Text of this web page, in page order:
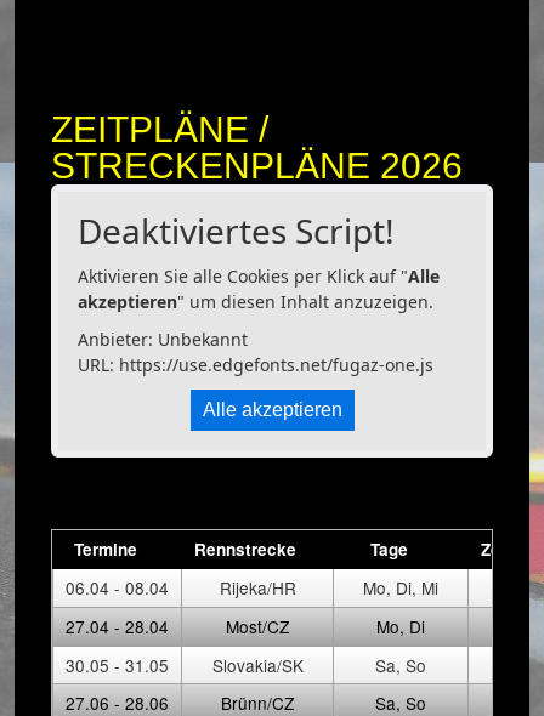
ZEITPLÄNE /
STRECKENPLÄNE 2026
Deaktiviertes Script!
Aktivieren Sie alle Cookies per Klick auf "Alle
akzeptieren" um diesen Inhalt anzuzeigen.
Anbieter: Unbekannt
URL: https://use.edgefonts.net/fugaz-one.js
Alle akzeptieren
Termine Rennstrecke Tage Zeitplan
06.04 - 08.04 Rijeka/HR
Mo, Di, Mi
27.04 - 28.04
Most/CZ
Mo, Di
30.05 - 31.05
Slovakia/SK
Sa, So
27.06 - 28.06
Brünn/CZ
Sa, So